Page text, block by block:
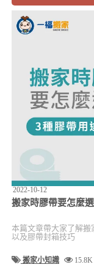
2022-10-12
搬家時膠帶要怎麼
本篇文章帶大家了解
以及膠帶封箱技巧
搬家小知識 15.8K